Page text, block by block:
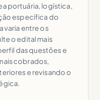
portuária, logística,
específica do
varia entre os
o edital mais
das questões e
cobrados,
e revisando o